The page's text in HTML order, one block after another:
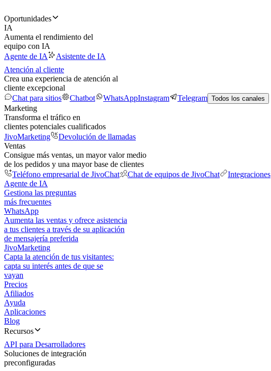
Oportunidades
IA
Aumenta el rendimiento del
equipo con IA
Agente de IA
Asistente de IA
Atención al cliente
Crea una experiencia de atención al
cliente excepcional
Chat para sitios
Chatbot WhatsAppInstagram Telegram Todos los canales
Marketing
Transforma el tráfico en
clientes potenciales cualificados
JivoMarketing
Devolución de llamadas
Ventas
Consigue más ventas, un mayor valor medio
de los pedidos y una mayor base de clientes
Teléfono empresarial de JivoChat
Chat de equipos de JivoChat Integraciones
Agente de IA
Gestiona las preguntas
más frecuentes
WhatsApp
Aumenta las ventas y ofrece asistencia
a tus clientes a través de su aplicación
de mensajería preferida
JivoMarketing
Capta la atención de tus visitantes:
capta su interés antes de que se
vayan
Precios
Afiliados
Ayuda
Aplicaciones
Blog
Recursos
API para Desarrolladores
Soluciones de integración
preconfiguradas